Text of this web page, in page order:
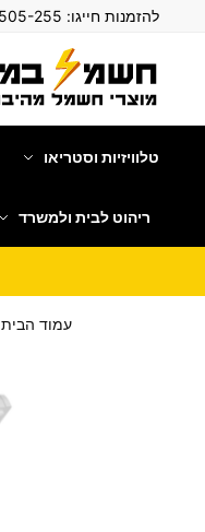
להזמנות חייגו:
טלוויזיות וסטריאו
ריהוט לבית ולמשרד
עמוד הבית